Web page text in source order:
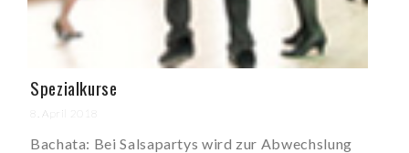
Spezialkurse
8. April 2018
Bachata: Bei Salsapartys wird zur Abwechslung